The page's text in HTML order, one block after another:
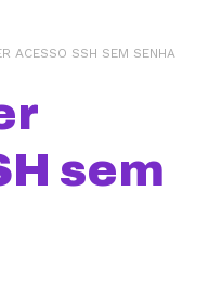
ACESSO SSH SEM SENHA
sem